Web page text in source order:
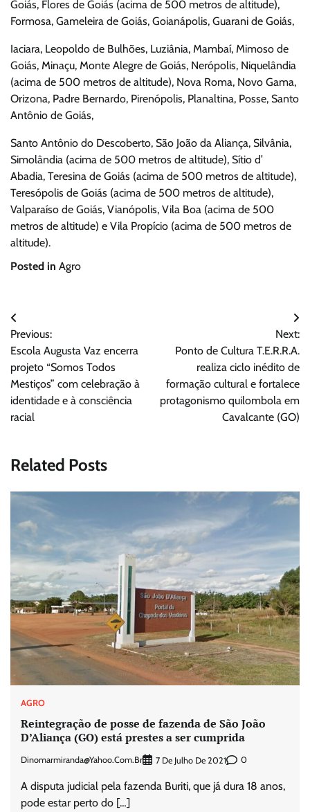
Goiás, Flores de Goiás (acima de 500 metros de altitude),
Formosa, Gameleira de Goiás, Goianápolis, Guarani de Goiás,
Iaciara, Leopoldo de Bulhões, Luziânia, Mambaí, Mimoso de
Goiás, Minaçu, Monte Alegre de Goiás, Nerópolis, Niquelândia
(acima de 500 metros de altitude), Nova Roma, Novo Gama,
Orizona, Padre Bernardo, Pirenópolis, Planaltina, Posse, Santo
Antônio de Goiás,
Santo Antônio do Descoberto, São João da Aliança, Silvânia,
Simolândia (acima de 500 metros de altitude), Sítio d’
Abadia, Teresina de Goiás (acima de 500 metros de altitude),
Teresópolis de Goiás (acima de 500 metros de altitude),
Valparaíso de Goiás, Vianópolis, Vila Boa (acima de 500
metros de altitude) e Vila Propício (acima de 500 metros de
altitude).
Posted in Agro
Navegação
de
Post
Previous:
Escola Augusta Vaz encerra
projeto “Somos Todos
Mestiços” com celebração à
identidade e à consciência
racial
Next:
Ponto de Cultura T.E.R.R.A.
realiza ciclo inédito de
formação cultural e fortalece
protagonismo quilombola em
Cavalcante (GO)
Related Posts
AGRO
Reintegração de posse de fazenda de São João
D’Aliança (GO) está prestes a ser cumprida
Dinomarmiranda@yahoo.com.br 7 De Julho De 2021 0
A disputa judicial pela fazenda Buriti, que já dura 18 anos,
pode estar perto do […]